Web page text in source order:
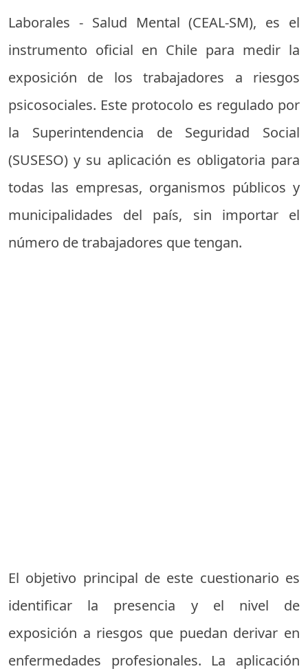
Laborales - Salud Mental (CEAL-SM), es el
instrumento oficial en Chile para medir la
exposición de los trabajadores a riesgos
psicosociales. Este protocolo es regulado por
la Superintendencia de Seguridad Social
(SUSESO) y su aplicación es obligatoria para
todas las empresas, organismos públicos y
municipalidades del país, sin importar el
número de trabajadores que tengan.
El objetivo principal de este cuestionario es
identificar la presencia y el nivel de
exposición a riesgos que puedan derivar en
enfermedades profesionales. La aplicación